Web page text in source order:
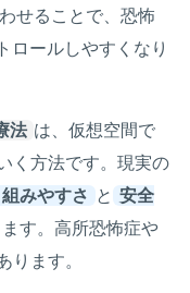
せることで、恐怖
ロールしやすくなり
法 は、仮想空間で
く方法です。現実の
みやすさ と 安全
す。高所恐怖症や
ります。